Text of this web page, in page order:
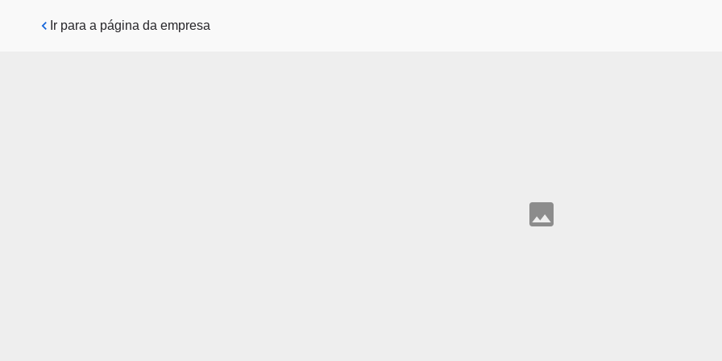
Pular para o conteúdo principal
Ir para a página da empresa